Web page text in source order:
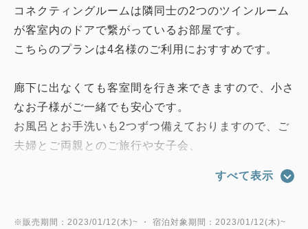
コネクティングルームは隣同士の2つのツインルーム
が客室内のドアで繋がっているお部屋です。
こちらのプランは4名様のご利用におすすめです。
廊下に出なくても客室間を行き来できますので、小さ
なお子様がご一緒でも安心です。
お風呂とお手洗いも2つずつ備えておりますので、ご
夫婦とご両親とのご旅行や女子会、
1階 オールデイダイニング「クロスダイン」 ブレッ
すべて表示
※販売期間：2023/01/12(木)~ ・ 宿泊対象期間：2023/01/12(木)~